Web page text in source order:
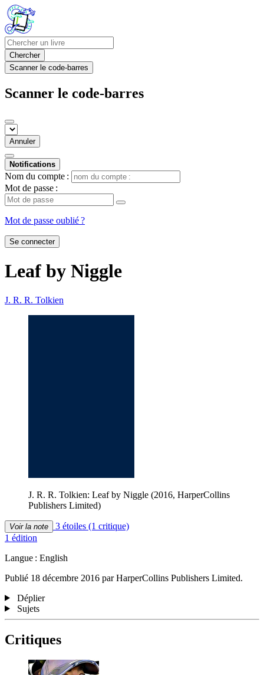
Chercher
Scanner le code-barres
Scanner le code-barres
Annuler
Notifications
Nom du compte :
Mot de passe :
Mot de passe oublié ?
Se connecter
Leaf by Niggle
J. R. R. Tolkien
J. R. R. Tolkien: Leaf by Niggle (2016, HarperCollins
Publishers Limited)
Voir la note 3 étoiles (1 critique)
1 édition
Langue : English
Publié 18 décembre 2016 par HarperCollins Publishers Limited.
Déplier
Sujets
Critiques